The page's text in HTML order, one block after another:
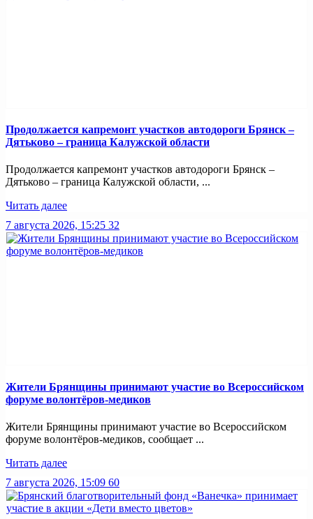
Продолжается капремонт участков автодороги Брянск –
Дятьково – граница Калужской области
Продолжается капремонт участков автодороги Брянск –
Дятьково – граница Калужской области, ...
Читать далее
7 августа 2026, 15:25 32
Жители Брянщины принимают участие во Всероссийском
форуме волонтёров-медиков
Жители Брянщины принимают участие во Всероссийском
форуме волонтёров-медиков, сообщает ...
Читать далее
7 августа 2026, 15:09 60